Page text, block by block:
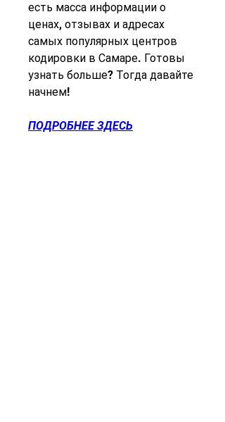
есть масса информации о
ценах, отзывах и адресах
самых популярных центров
кодировки в Самаре. Готовы
узнать больше? Тогда давайте
начнем!
ПОДРОБНЕЕ ЗДЕСЬ